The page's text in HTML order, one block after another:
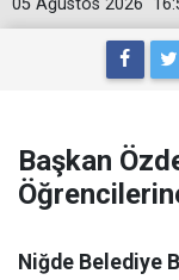
05 Ağustos 2026
Başkan
Niğde Belediye